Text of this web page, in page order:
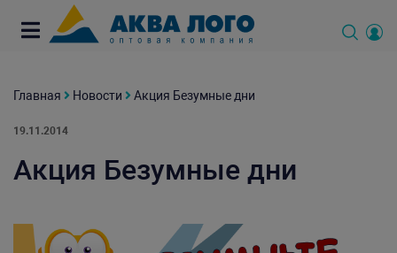
Главная Новости Акция Безумные дни
19.11.2014
Акция Безумные дни